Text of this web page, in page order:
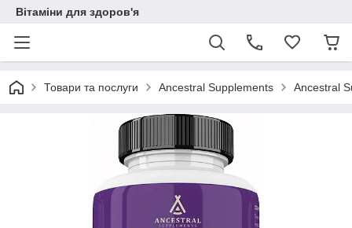
Вітаміни для здоров'я
Товари та послуги Ancestral Supplements Ancestral